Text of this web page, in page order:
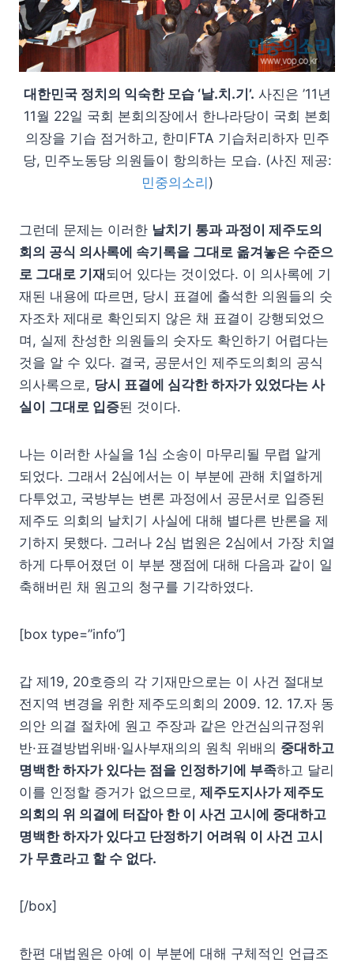
대한민국 정치의 익숙한 모습 ‘날.치.기’. 사진은 ’11년
11월 22일 국회 본회의장에서 한나라당이 국회 본회
의장을 기습 점거하고, 한미FTA 기습처리하자 민주
당, 민주노동당 의원들이 항의하는 모습. (사진 제공:
민중의소리)
그런데 문제는 이러한 날치기 통과 과정이 제주도의
회의 공식 의사록에 속기록을 그대로 옮겨놓은 수준으
로 그대로 기재되어 있다는 것이었다. 이 의사록에 기
재된 내용에 따르면, 당시 표결에 출석한 의원들의 숫
자조차 제대로 확인되지 않은 채 표결이 강행되었으
며, 실제 찬성한 의원들의 숫자도 확인하기 어렵다는
것을 알 수 있다. 결국, 공문서인 제주도의회의 공식
의사록으로, 당시 표결에 심각한 하자가 있었다는 사
실이 그대로 입증된 것이다.
나는 이러한 사실을 1심 소송이 마무리될 무렵 알게
되었다. 그래서 2심에서는 이 부분에 관해 치열하게
다투었고, 국방부는 변론 과정에서 공문서로 입증된
제주도 의회의 날치기 사실에 대해 별다른 반론을 제
기하지 못했다. 그러나 2심 법원은 2심에서 가장 치열
하게 다투어졌던 이 부분 쟁점에 대해 다음과 같이 일
축해버린 채 원고의 청구를 기각하였다.
[box type=”info”]
갑 제19, 20호증의 각 기재만으로는 이 사건 절대보
전지역 변경을 위한 제주도의회의 2009. 12. 17.자 동
의안 의결 절차에 원고 주장과 같은 안건심의규정위
반·표결방법위배·일사부재의의 원칙 위배의 중대하고
명백한 하자가 있다는 점을 인정하기에 부족하고 달리
이를 인정할 증거가 없으므로, 제주도지사가 제주도
의회의 위 의결에 터잡아 한 이 사건 고시에 중대하고
명백한 하자가 있다고 단정하기 어려워 이 사건 고시
가 무효라고 할 수 없다.
[/box]
한편 대법원은 아예 이 부분에 대해 구체적인 언급조